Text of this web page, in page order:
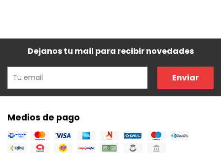
Dejanos tu mail para recibir novedades
Enviar
Medios de pago